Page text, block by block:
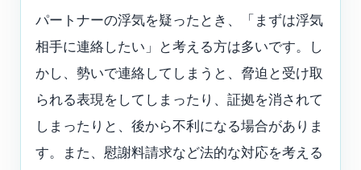
パートナーの浮気を疑ったとき、「まずは浮気
相手に連絡したい」と考える方は多いです。し
かし、勢いで連絡してしまうと、脅迫と受け取
られる表現をしてしまったり、証拠を消されて
しまったりと、後から不利になる場合がありま
す。また、慰謝料請求など法的な対応を考える